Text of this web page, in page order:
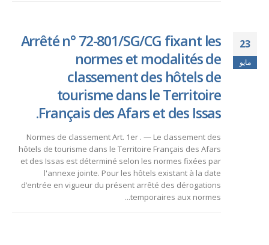
23
مايو
Arrêté n° 72-801/SG/CG fixant les
normes et modalités de
classement des hôtels de
tourisme dans le Territoire
Français des Afars et des Issas.
Normes de classement Art. 1er . — Le classement des
hôtels de tourisme dans le Territoire Français des Afars
et des Issas est déterminé selon les normes fixées par
l'annexe jointe. Pour les hôtels existant à la date
d’entrée en vigueur du présent arrêté des dérogations
temporaires aux normes...